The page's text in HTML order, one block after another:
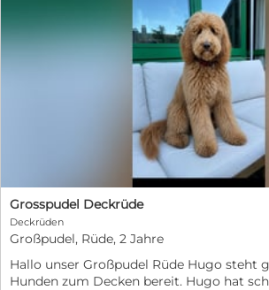
Dr.Wittenborg: HD A1 | ED frei | Papiere
Grosspudel Deckrüde
Deckrüden
Großpudel, Rüde, 2 Jahre
Hallo unser Großpudel Rüde Hugo steht
Hunden zum Decken bereit. Hugo hat